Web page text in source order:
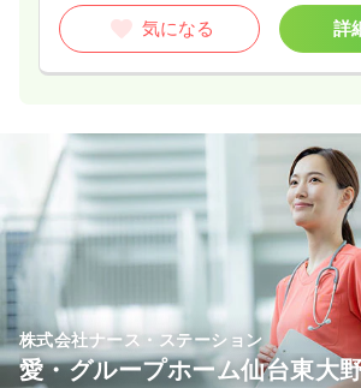
気になる 詳
株式会社ナース・ステーション
愛・グループホーム仙台東大